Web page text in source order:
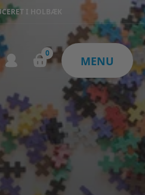
OG FÅ FRI FRAGT
0
MENU